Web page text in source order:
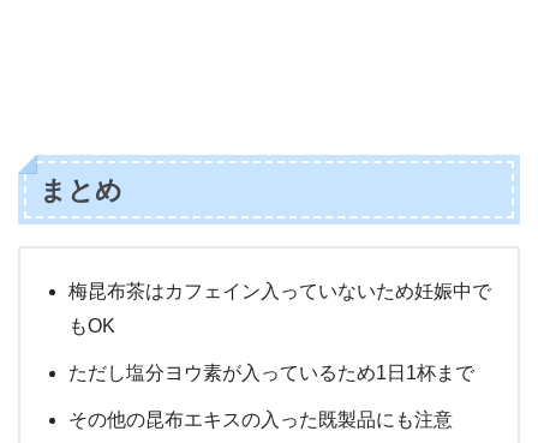
まとめ
梅昆布茶はカフェイン入っていないため妊娠中で
もOK
ただし塩分ヨウ素が入っているため1日1杯まで
その他の昆布エキスの入った既製品にも注意